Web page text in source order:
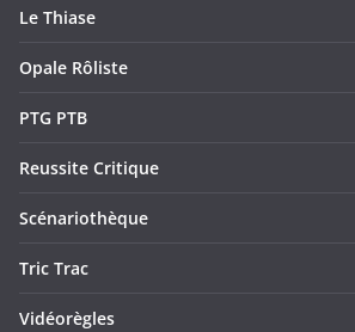
Le Thiase
Opale Rôliste
PTG PTB
Reussite Critique
Scénariothèque
Tric Trac
Vidéorègles